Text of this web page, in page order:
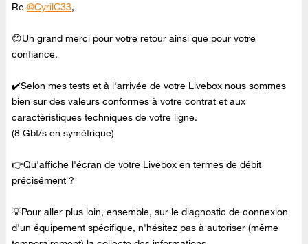
Re@CyrilC33,
😊Un grand merci pour votre retour ainsi que pour votre
confiance.
✔️Selon mes tests et à l'arrivée de votre Livebox nous sommes
bien sur des valeurs conformes à votre contrat et aux
caractéristiques techniques de votre ligne.
(8 Gbt/s en symétrique)
👉Qu'affiche l'écran de votre Livebox en termes de débit
précisément ?
💡Pour aller plus loin, ensemble, sur le diagnostic de connexion
d'un équipement spécifique, n'hésitez pas à autoriser (même